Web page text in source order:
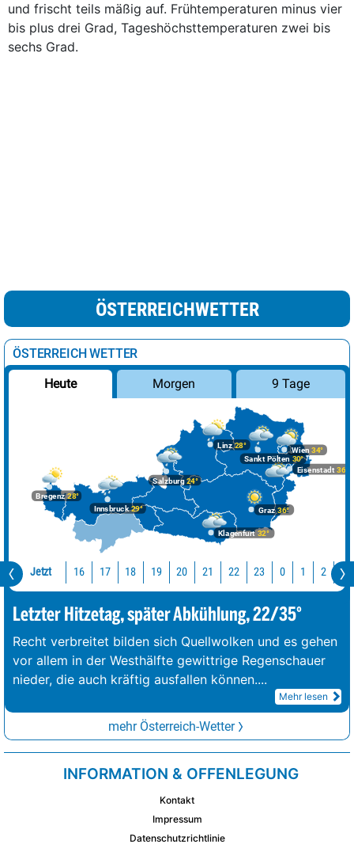
und frischt teils mäßig auf. Frühtemperaturen minus vier
bis plus drei Grad, Tageshöchsttemperaturen zwei bis
sechs Grad.
ÖSTERREICHWETTER
ÖSTERREICH WETTER
Heute Morgen 9 Tage
Bregenz28°
Graz36°
Innsbruck29°
Klagenfurt 32°
Linz28°
Salzburg24°
Wien 34°
Eisenstadt 36°
Sankt Pölten 30°
Jetzt 16 17 18 19 20 21 22 23 0 1 2 3
Letzter Hitzetag, später Abkühlung, 22/35°
Recht verbreitet bilden sich Quellwolken und es gehen
vor allem in der Westhälfte gewittrige Regenschauer
nieder, die auch kräftig ausfallen können....
Mehr lesen
mehr Österreich-Wetter
INFORMATION & OFFENLEGUNG
Kontakt
Impressum
Datenschutzrichtlinie